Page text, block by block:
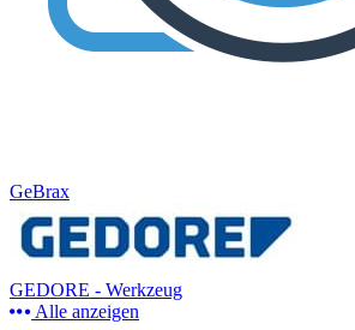
GeBrax
GEDORE - Werkzeug
Alle anzeigen